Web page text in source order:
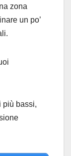
zona
un po’
più bassi,